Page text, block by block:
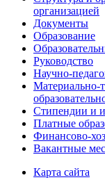
организацией
Документы
Образование
Руководство
Научно-
Материально-
Стипендии и
Платные
Финансово-
Вакантные
Карта сайта